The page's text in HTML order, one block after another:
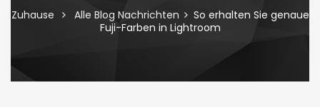
Zuhause Alle Blog Nachrichten
So erhalten Sie genaue
Fuji-Farben in Lightroom